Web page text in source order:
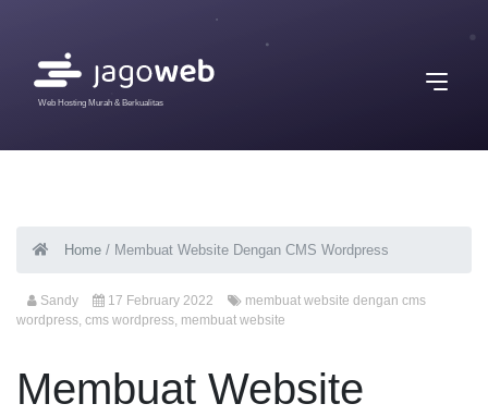
Web Hosting Murah & Berkualitas
Home / Membuat Website Dengan CMS Wordpress
Sandy 17 February 2022
membuat website dengan cms
wordpress, cms wordpress, membuat website
Membuat Website